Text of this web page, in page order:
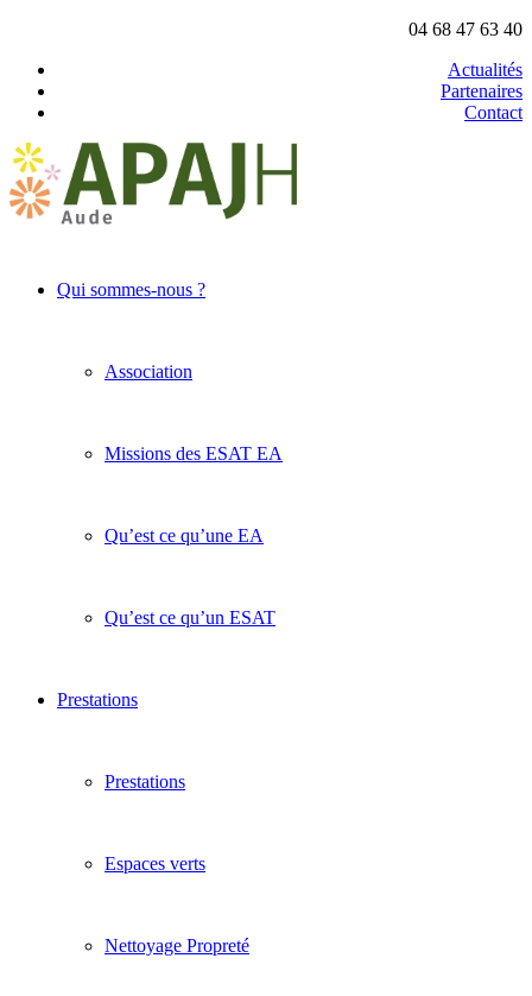
04 68 47 63 40
Actualités
Partenaires
Contact
Qui sommes-nous ?
Association
Missions des ESAT EA
Qu’est ce qu’une EA
Qu’est ce qu’un ESAT
Prestations
Prestations
Espaces verts
Nettoyage Propreté